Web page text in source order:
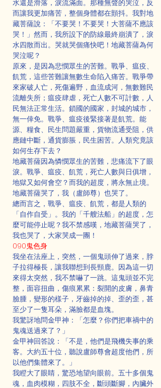
水還是滑落，淚流滿面。那種無聲的哭泣，反
而讓我更加痛苦，整個身體都在顫抖。我對地
藏菩薩說：「不要哭！不要哭！大菩薩不應該
哭！」然而，我所設下的防線最終崩潰了，淚
水四散而出。哭就哭個痛快吧！地藏菩薩為何
哭泣呢？
原來，是因為悲憫眾生的苦難。戰爭、瘟疫、
飢荒，這些苦難讓無數生命陷入痛苦。戰爭帶
來家破人亡，死傷遍野，血流成河，無數難民
流離失所；瘟疫肆虐，死亡人數不可計數，人
民無法正常生活。鎖國的國家，封城的城市，
無一倖免。戰爭、瘟疫後緊接著是飢荒。能
源、糧食、民生問題嚴重，貨物流通受阻，供
應鏈中斷，通貨膨脹，民生困苦。人類究竟該
如何生存下去？
地藏菩薩因為憐憫眾生的苦難，悲痛流下了眼
淚。戰爭、瘟疫、飢荒，死亡人數與日俱增，
地獄又如何會空？而我的超度，將永無止境。
地藏菩薩哭了，我（盧師尊）也哭了。
總而言之，戰爭、瘟疫、飢荒，都是人類的
「自作自受」。我的「千艘法船」的超度，怎
麼可能停止呢？我不禁感嘆，地藏菩薩哭了，
我也哭了，大家哭成一團！
090鬼色身
我坐在法座上，突然，一個鬼頭伸了過來，脖
子拉得極長，讓我聯想到長頸鹿。因為這一切
來得太突然，我不禁嚇了一跳。這鬼頭並不完
整，面容扭曲，傷痕累累：裂開的皮膚，鼻青
臉腫，變形的樣子，牙齒掉的掉、歪的歪，甚
至少了一隻耳朵，滿臉都是血塊。
我驚訝地問金甲神：「怎麼？你們把車禍中的
鬼魂送過來了？」
金甲神回答說：「不是，他們是飛機失事的乘
客。大約五十位，聽說盧師尊會超度他們，所
以他們集體來了。」
我瞪大了眼睛，驚恐地望向眼前。五十多個鬼
魂，血肉模糊，四肢不全，斷頭斷腳，內臟外